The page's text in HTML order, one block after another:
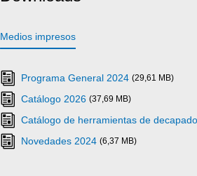
Medios impresos
Programa General 2024 (29,61 MB)
Catálogo 2026 (37,69 MB)
Catálogo de herramientas de
Novedades 2024 (6,37 MB)